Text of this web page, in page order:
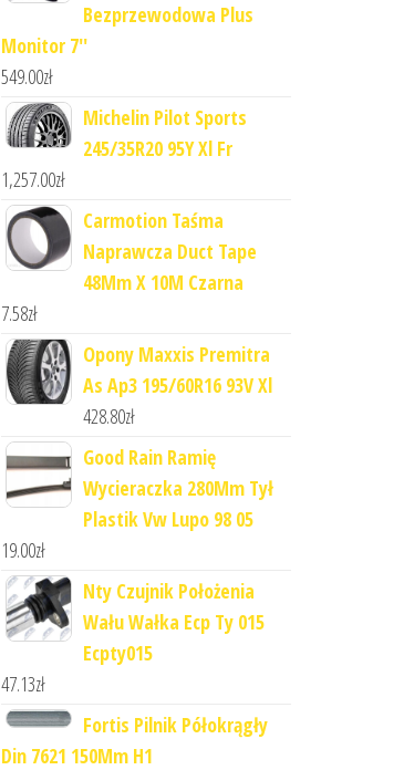
Bezprzewodowa Plus
Monitor 7''
549.00zł
Michelin Pilot Sports
245/35R20 95Y Xl Fr
1,257.00zł
Carmotion Taśma
Naprawcza Duct Tape
48Mm X 10M Czarna
7.58zł
Opony Maxxis Premitra
As Ap3 195/60R16 93V Xl
428.80zł
Good Rain Ramię
Wycieraczka 280Mm Tył
Plastik Vw Lupo 98 05
19.00zł
Nty Czujnik Położenia
Wału Wałka Ecp Ty 015
Ecpty015
47.13zł
Fortis Pilnik Półokrągły
Din 7621 150Mm H1